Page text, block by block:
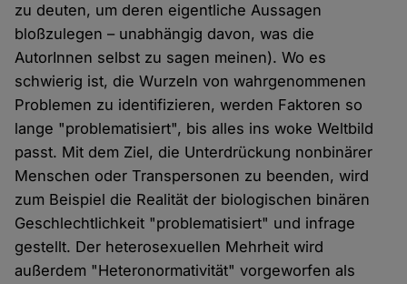
zu deuten, um deren eigentliche Aussagen
bloßzulegen – unabhängig davon, was die
AutorInnen selbst zu sagen meinen). Wo es
schwierig ist, die Wurzeln von wahrgenommenen
Problemen zu identifizieren, werden Faktoren so
lange "problematisiert", bis alles ins woke Weltbild
passt. Mit dem Ziel, die Unterdrückung nonbinärer
Menschen oder Transpersonen zu beenden, wird
zum Beispiel die Realität der biologischen binären
Geschlechtlichkeit "problematisiert" und infrage
gestellt. Der heterosexuellen Mehrheit wird
außerdem "Heteronormativität" vorgeworfen als